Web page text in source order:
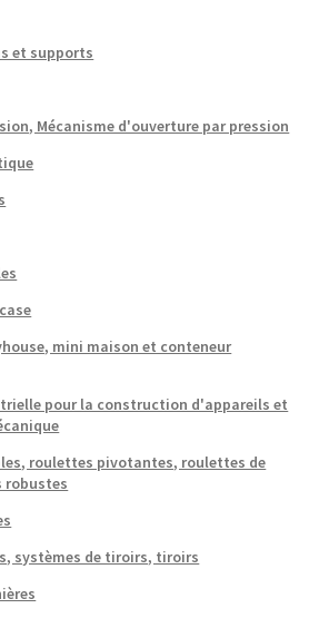
et supports
Mécanisme d'ouverture par pression
mini maison et conteneur
pour la construction d'appareils et
roulettes pivotantes, roulettes de
robustes
systèmes de tiroirs, tiroirs